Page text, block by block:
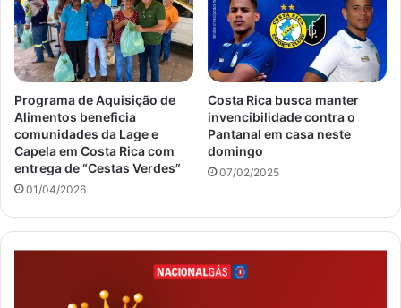
Programa de Aquisição de
Alimentos beneficia
comunidades da Lage e
Capela em Costa Rica com
entrega de “Cestas Verdes”
01/04/2026
Costa Rica busca manter
invencibilidade contra o
Pantanal em casa neste
domingo
07/02/2025